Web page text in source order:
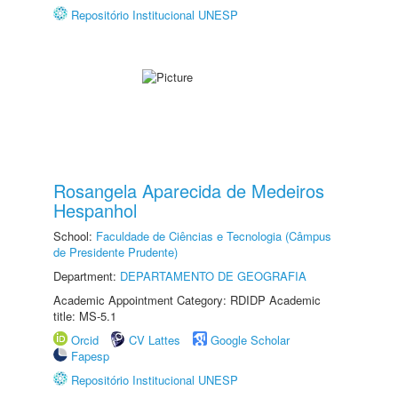
Repositório Institucional UNESP
Rosangela Aparecida de Medeiros
Hespanhol
School: Faculdade de Ciências e Tecnologia (Câmpus
de Presidente Prudente)
Department: DEPARTAMENTO DE GEOGRAFIA
Academic Appointment Category: RDIDP Academic
title: MS-5.1
Orcid
CV Lattes
Google Scholar
Fapesp
Repositório Institucional UNESP